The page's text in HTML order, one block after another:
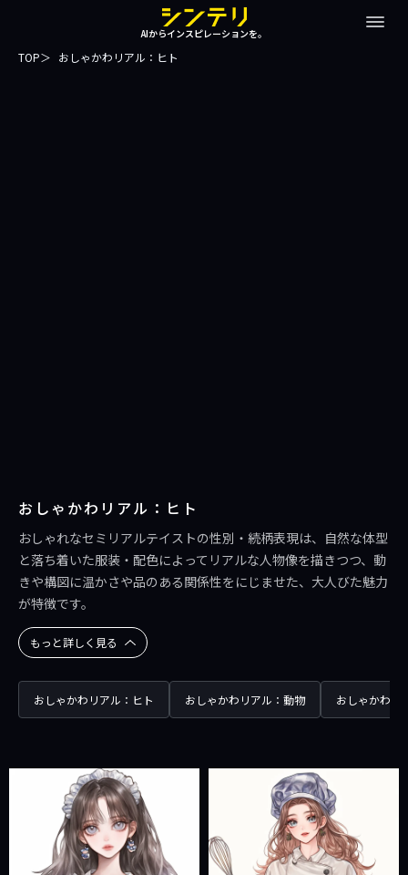
AIからインスピレーションを。
TOP おしゃかわリアル：ヒト
おしゃかわリアル：ヒト
おしゃれなセミリアルテイストの性別・続柄表現は、自然な体型
と落ち着いた服装・配色によってリアルな人物像を描きつつ、動
きや構図に温かさや品のある関係性をにじませた、大人びた魅力
が特徴です。
もっと詳しく見る
おしゃかわリアル：ヒト おしゃかわリアル：動物 おしゃかわリ